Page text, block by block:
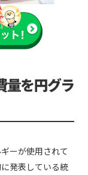
量を円グラ
ーが使用されて
発表している統